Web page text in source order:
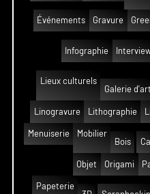
Événements Gravure
Infographie
Lieux culturels
Galerie d'art
Linogravure Lithographie
Menuiserie
Mobilier
Bois
Objet Origami
Papeterie